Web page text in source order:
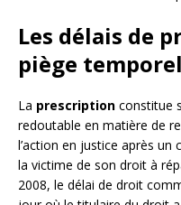
Les délais de
piège temporel
La prescription constitue
redoutable en matière de
l’action en justice après
la victime de son droit à
2008, le délai de droit